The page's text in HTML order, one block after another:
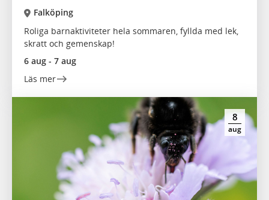
Falköping
Roliga barnaktiviteter hela sommaren, fyllda med lek,
skratt och gemenskap!
6 aug - 7 aug
Läs mer
8
aug